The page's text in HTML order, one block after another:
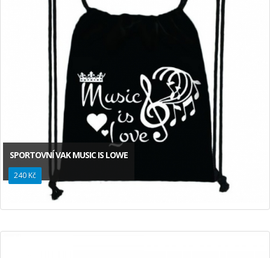
SPORTOVNÍ VAK MUSIC IS LOWE
240 Kč